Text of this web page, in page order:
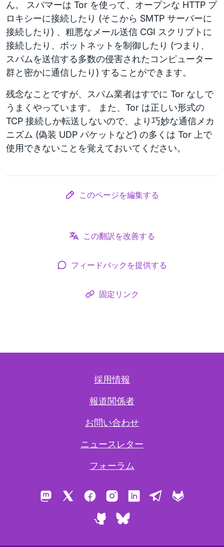
ん。 スパマーは Tor を使って、オープンな HTTP プ
ロキシーに接続したり (そこから SMTP サーバーに
接続したり) 、粗悪なメール送信 CGI スクリプトに
接続したり、ボットネットを制御したり (つまり、
スパムを送信する多数の侵害されたコンピューター
群と密かに通信したり) することができます。
残念なことですが、スパム業者はすでに Tor なしで
うまくやっています。 また、Tor は正しい形式の
TCP 接続しか転送しないので、より巧妙な通信メカ
ニズム (偽装 UDP パケットなど) の多くは Tor 上で
使用できないことを覚えておいてください。
このページを編集する
この翻訳を改善する
フィードバックを提供する
固定リンク
採用情報
報道関係者
お問い合わせ
ニュースレター
フォーラム
Mastodon FacebookInstagramLinkedInTelegram
GitHubBluesky